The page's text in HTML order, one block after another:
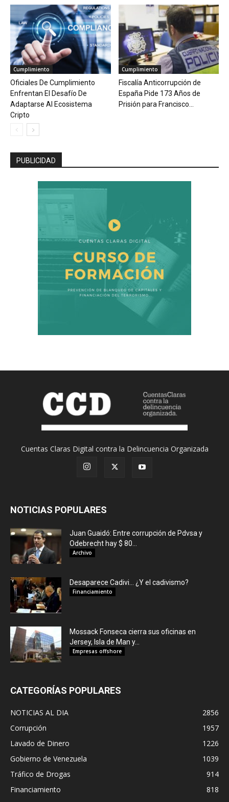
Cumplimiento
Oficiales De Cumplimiento
Enfrentan El Desafío De
Adaptarse Al Ecosistema
Cripto
Cumplimiento
Fiscalía Anticorrupción de
España Pide 173 Años de
Prisión para Francisco...
PUBLICIDAD
Cuentas Claras Digital contra la Delincuencia Organizada
NOTICIAS POPULARES
Juan Guaidó: Entre corrupción de Pdvsa y
Odebrecht hay $ 80...
Archivo
Desaparece Cadivi… ¿Y el cadivismo?
Financiamiento
Mossack Fonseca cierra sus oficinas en
Jersey, Isla de Man y...
Empresas offshore
CATEGORÍAS POPULARES
NOTICIAS AL DIA
2856
Corrupción
1957
Lavado de Dinero
1226
Gobierno de Venezuela
1039
Tráfico de Drogas
914
Financiamiento
818